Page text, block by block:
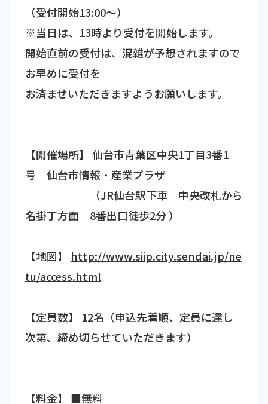
（受付開始13:00～）
※当日は、13時より受付を開始します。
開始直前の受付は、混雑が予想されますので
お早めに受付を
お済ませいただきますようお願いします。
【開催場所】 仙台市青葉区中央1丁目3番1
号 仙台市情報・産業プラザ
（JR仙台駅下車 中央改札から
名掛丁方面 8番出口徒歩2分 ）
【地図】 http://www.siip.city.sendai.jp/ne
tu/access.html
【定員数】 12名（申込先着順、定員に達し
次第、締め切らせていただきます）
【料金】 ■無料